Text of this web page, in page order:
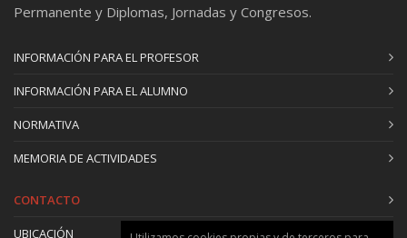
Permanente y Diplomas, Jornadas y Congresos.
INFORMACIÓN PARA EL PROFESOR
INFORMACIÓN PARA EL ALUMNO
NORMATIVA
MEMORIA DE ACTIVIDADES
CONTACTO
UBICACIÓN